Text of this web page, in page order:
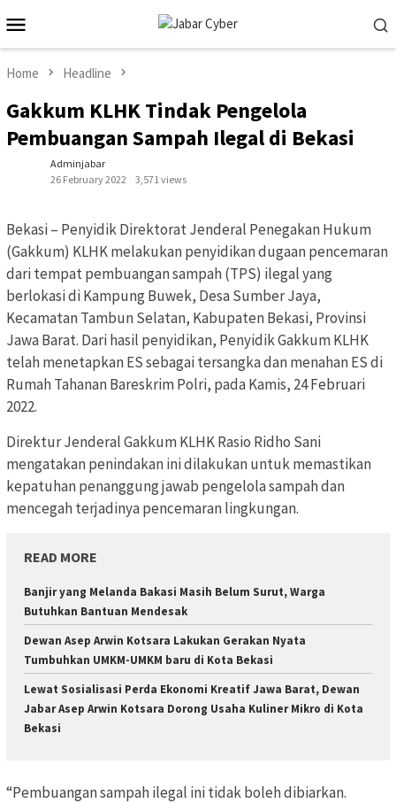
to
contentMenu
Home Headline
Gakkum KLHK Tindak Pengelola
Pembuangan Sampah Ilegal di Bekasi
Adminjabar
26 February 2022
3,571 views
Bekasi – Penyidik Direktorat Jenderal Penegakan Hukum
(Gakkum) KLHK melakukan penyidikan dugaan pencemaran
dari tempat pembuangan sampah (TPS) ilegal yang
berlokasi di Kampung Buwek, Desa Sumber Jaya,
Kecamatan Tambun Selatan, Kabupaten Bekasi, Provinsi
Jawa Barat. Dari hasil penyidikan, Penyidik Gakkum KLHK
telah menetapkan ES sebagai tersangka dan menahan ES di
Rumah Tahanan Bareskrim Polri, pada Kamis, 24 Februari
2022.
Direktur Jenderal Gakkum KLHK Rasio Ridho Sani
mengatakan penindakan ini dilakukan untuk memastikan
kepatuhan penanggung jawab pengelola sampah dan
mencegah terjadinya pencemaran lingkungan.
READ MORE
Banjir yang Melanda Bakasi Masih Belum Surut, Warga
Butuhkan Bantuan Mendesak
Dewan Asep Arwin Kotsara Lakukan Gerakan Nyata
Tumbuhkan UMKM-UMKM baru di Kota Bekasi
Lewat Sosialisasi Perda Ekonomi Kreatif Jawa Barat, Dewan
Jabar Asep Arwin Kotsara Dorong Usaha Kuliner Mikro di Kota
Bekasi
“Pembuangan sampah ilegal ini tidak boleh dibiarkan.